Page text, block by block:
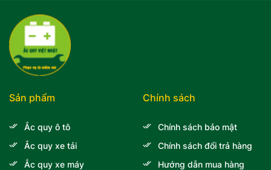
Sản phẩm
Ắc quy ô tô
Ắc quy xe tải
Ắc quy xe máy
Chính sách
Chính sách bảo mật
Chính sách đổi trả hàng
Hướng dẫn mua hàng